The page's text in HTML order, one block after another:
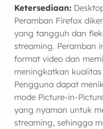
Ketersediaan:
Peramban Firefox
yang tangguh dan
streaming. Peramban
format video dan
meningkatkan
Pengguna dapat
mode Picture-in-
yang nyaman untuk
streaming, sehingga